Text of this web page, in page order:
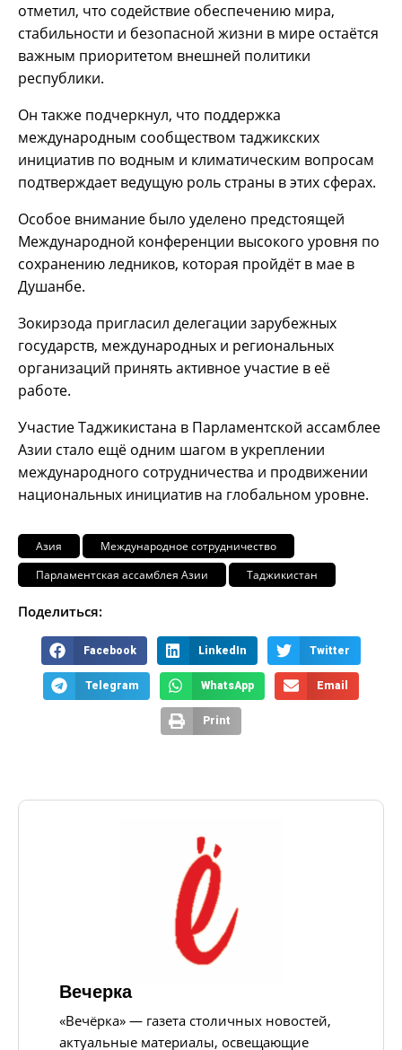
отметил, что содействие обеспечению мира,
стабильности и безопасной жизни в мире остаётся
важным приоритетом внешней политики
республики.
Он также подчеркнул, что поддержка
международным сообществом таджикских
инициатив по водным и климатическим вопросам
подтверждает ведущую роль страны в этих сферах.
Особое внимание было уделено предстоящей
Международной конференции высокого уровня по
сохранению ледников, которая пройдёт в мае в
Душанбе.
Зокирзода пригласил делегации зарубежных
государств, международных и региональных
организаций принять активное участие в её
работе.
Участие Таджикистана в Парламентской ассамблее
Азии стало ещё одним шагом в укреплении
международного сотрудничества и продвижении
национальных инициатив на глобальном уровне.
Азия
Международное сотрудничество
Парламентская ассамблея Азии
Таджикистан
Поделиться:
Facebook LinkedIn Twitter
Telegram WhatsApp Email
Print
Вечерка
«Вечёрка» — газета столичных новостей,
актуальные материалы, освещающие